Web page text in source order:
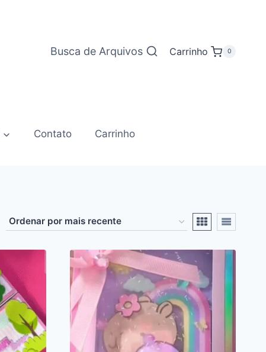
Busca de Arquivos Carrinho 0
Contato Carrinho